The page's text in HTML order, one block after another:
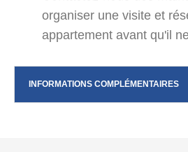
organiser une visite et
appartement avant qu'il
INFORMATIONS COMPLÉMENTAIRES